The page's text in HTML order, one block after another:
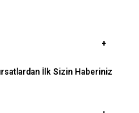
İlk Sizin Haberiniz